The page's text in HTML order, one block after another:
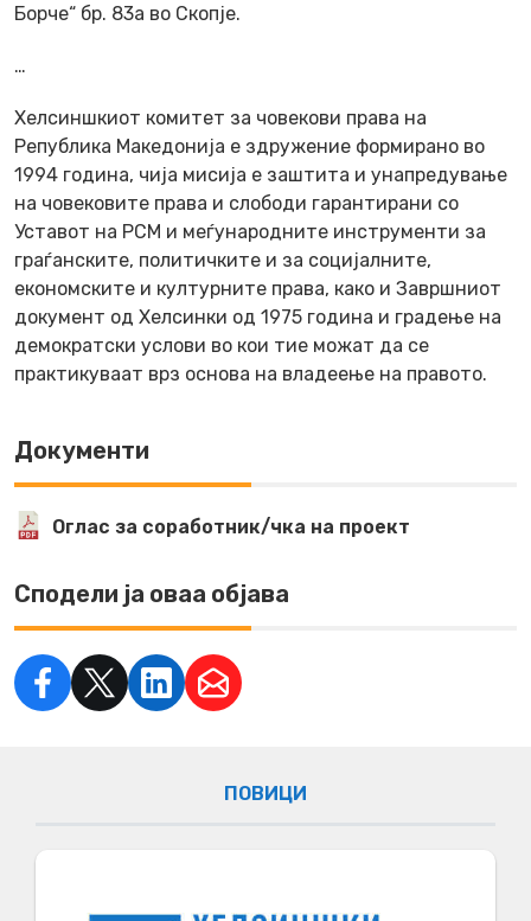
Борче“ бр. 83а во Скопје.
…
Хелсиншкиот комитет за човекови права на
Република Македонија е здружение формирано во
1994 година, чија мисија е заштита и унапредување
на човековите права и слободи гарантирани со
Уставот на РСМ и меѓународните инструменти за
граѓанските, политичките и за социјалните,
економските и културните права, како и Завршниот
документ од Хелсинки од 1975 година и градење на
демократски услови во кои тие можат да се
практикуваат врз основа на владеење на правото.
Документи
Оглас за соработник/чка на проект
Сподели ја оваа објава
ПОВИЦИ